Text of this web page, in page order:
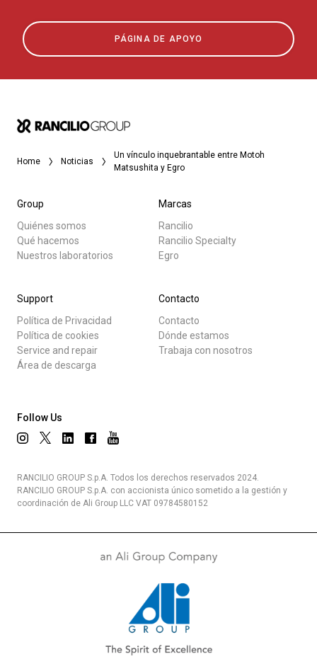
PÁGINA DE APOYO
Home Noticias
Un vínculo inquebrantable entre Motoh
Matsushita y Egro
Group
Quiénes somos
Qué hacemos
Nuestros laboratorios
Marcas
Rancilio
Rancilio Specialty
Egro
Support
Política de Privacidad
Política de cookies
Service and repair
Área de descarga
Contacto
Contacto
Dónde estamos
Trabaja con nosotros
Follow Us
RANCILIO GROUP S.p.A. Todos los derechos reservados 2024.
RANCILIO GROUP S.p.A. con accionista único sometido a la gestión y
coordinación de Ali Group LLC VAT 09784580152